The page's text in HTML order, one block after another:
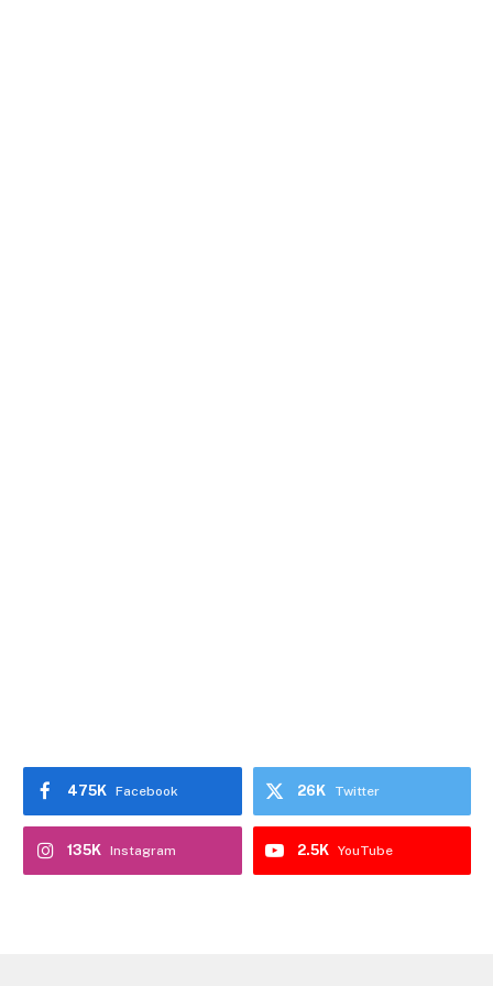
Facebook
475K Twitter
26K
Instagram
135K YouTube
2.5K